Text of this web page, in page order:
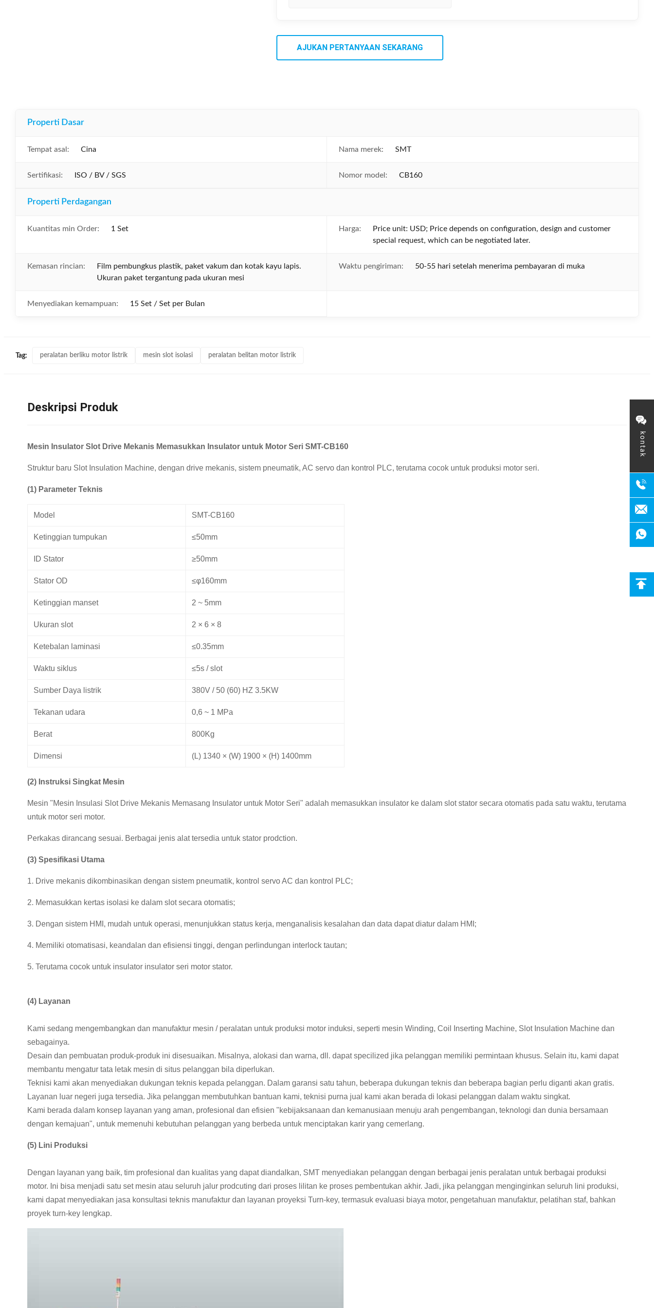
kontak
AJUKAN PERTANYAAN SEKARANG
Properti Dasar
Tempat asal: Cina Nama merek: SMT
Sertifikasi: ISO / BV / SGS Nomor model: CB160
Properti Perdagangan
Kuantitas min Order: 1 Set Harga:
Price unit: USD; Price depends on configuration, design and customer
special request, which can be negotiated later.
Kemasan rincian:
Film pembungkus plastik, paket vakum dan kotak kayu lapis.
Ukuran paket tergantung pada ukuran mesi
Waktu pengiriman: 50-55 hari setelah menerima pembayaran di muka
Menyediakan kemampuan: 15 Set / Set per Bulan
Tag: peralatan berliku motor listrik mesin slot isolasi peralatan belitan motor listrik
Deskripsi Produk
Mesin Insulator Slot Drive Mekanis Memasukkan Insulator untuk Motor Seri SMT-CB160
Struktur baru Slot Insulation Machine, dengan drive mekanis, sistem pneumatik, AC servo dan kontrol PLC, terutama cocok untuk produksi motor seri.
(1) Parameter Teknis
Model SMT-CB160
Ketinggian tumpukan ≤50mm
ID Stator ≥50mm
Stator OD ≤φ160mm
Ketinggian manset 2 ~ 5mm
Ukuran slot 2 × 6 × 8
Ketebalan laminasi ≤0.35mm
Waktu siklus ≤5s / slot
Sumber Daya listrik 380V / 50 (60) HZ 3.5KW
Tekanan udara 0,6 ~ 1 MPa
Berat 800Kg
Dimensi (L) 1340 × (W) 1900 × (H) 1400mm
(2) Instruksi Singkat Mesin
Mesin "Mesin Insulasi Slot Drive Mekanis Memasang Insulator untuk Motor Seri" adalah memasukkan insulator ke dalam slot stator secara otomatis pada satu waktu, terutama
untuk motor seri motor.
Perkakas dirancang sesuai. Berbagai jenis alat tersedia untuk stator prodction.
(3) Spesifikasi Utama
1. Drive mekanis dikombinasikan dengan sistem pneumatik, kontrol servo AC dan kontrol PLC;
2. Memasukkan kertas isolasi ke dalam slot secara otomatis;
3. Dengan sistem HMI, mudah untuk operasi, menunjukkan status kerja, menganalisis kesalahan dan data dapat diatur dalam HMI;
4. Memiliki otomatisasi, keandalan dan efisiensi tinggi, dengan perlindungan interlock tautan;
5. Terutama cocok untuk insulator insulator seri motor stator.
(4) Layanan
Kami sedang mengembangkan dan manufaktur mesin / peralatan untuk produksi motor induksi, seperti mesin Winding, Coil Inserting Machine, Slot Insulation Machine dan
sebagainya.
Desain dan pembuatan produk-produk ini disesuaikan. Misalnya, alokasi dan warna, dll. dapat specilized jika pelanggan memiliki permintaan khusus. Selain itu, kami dapat
membantu mengatur tata letak mesin di situs pelanggan bila diperlukan.
Teknisi kami akan menyediakan dukungan teknis kepada pelanggan. Dalam garansi satu tahun, beberapa dukungan teknis dan beberapa bagian perlu diganti akan gratis.
Layanan luar negeri juga tersedia. Jika pelanggan membutuhkan bantuan kami, teknisi purna jual kami akan berada di lokasi pelanggan dalam waktu singkat.
Kami berada dalam konsep layanan yang aman, profesional dan efisien "kebijaksanaan dan kemanusiaan menuju arah pengembangan, teknologi dan dunia bersamaan
dengan kemajuan", untuk memenuhi kebutuhan pelanggan yang berbeda untuk menciptakan karir yang cemerlang.
(5) Lini Produksi
Dengan layanan yang baik, tim profesional dan kualitas yang dapat diandalkan, SMT menyediakan pelanggan dengan berbagai jenis peralatan untuk berbagai produksi
motor. Ini bisa menjadi satu set mesin atau seluruh jalur prodcuting dari proses lilitan ke proses pembentukan akhir. Jadi, jika pelanggan menginginkan seluruh lini produksi,
kami dapat menyediakan jasa konsultasi teknis manufaktur dan layanan proyeksi Turn-key, termasuk evaluasi biaya motor, pengetahuan manufaktur, pelatihan staf, bahkan
proyek turn-key lengkap.